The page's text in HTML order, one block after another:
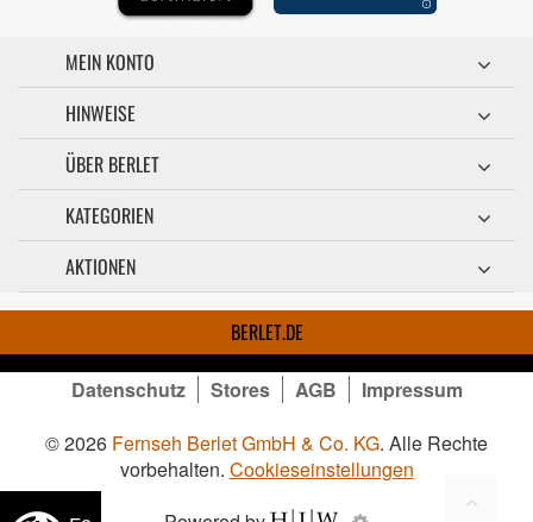
MEIN KONTO
HINWEISE
ÜBER BERLET
KATEGORIEN
AKTIONEN
BERLET.DE
Datenschutz Stores AGB
Impressum
© 2026 Fernseh Berlet GmbH & Co. KG. Alle Rechte
vorbehalten. Cookieseinstellungen